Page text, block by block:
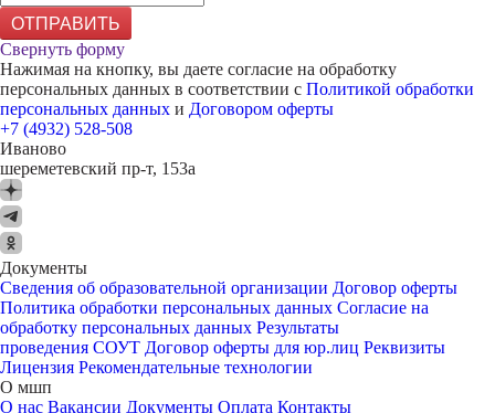
ОТПРАВИТЬ
Свернуть форму
Нажимая на кнопку, вы даете согласие на обработку
персональных данных в соответствии с Политикой обработки
персональных данных и Договором оферты
+7 (4932) 528-508
Иваново
шереметевский пр-т, 153а
Документы
Сведения об образовательной организации Договор оферты
Политика обработки персональных данных Согласие на
обработку персональных данных Результаты
проведения СОУТ Договор оферты для юр.лиц Реквизиты
Лицензия Рекомендательные технологии
О мшп
О нас Вакансии Документы Оплата Контакты